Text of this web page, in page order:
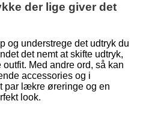
der lige giver det
og understrege det udtryk du
det nemt at skifte udtryk,
Med andre ord, så kan
accessories og i
par lækre øreringe og en
look.